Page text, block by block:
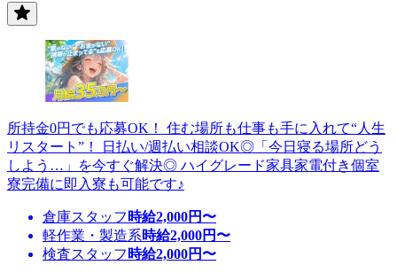
所持金0円でも応募OK！ 住む場所も仕事も手に入れて“人生
リスタート”！ 日払い/週払い相談OK◎「今日寝る場所どう
しよう…」を今すぐ解決◎ ハイグレード家具家電付き個室
寮完備に即入寮も可能です♪
倉庫スタッフ 時給2,000円〜
軽作業・製造系時給2,000円〜
検査スタッフ 時給2,000円〜